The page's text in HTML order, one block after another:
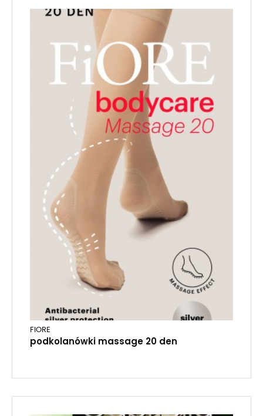
FIORE
podkolanówki massage 20 den